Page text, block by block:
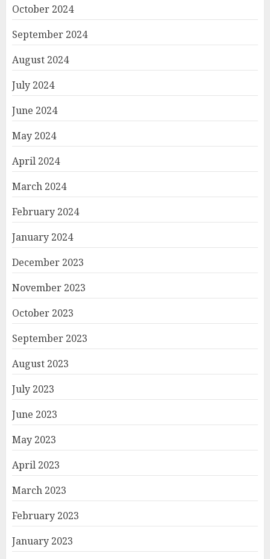
October 2024
September 2024
August 2024
July 2024
June 2024
May 2024
April 2024
March 2024
February 2024
January 2024
December 2023
November 2023
October 2023
September 2023
August 2023
July 2023
June 2023
May 2023
April 2023
March 2023
February 2023
January 2023